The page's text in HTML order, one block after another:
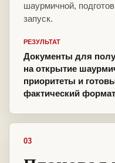
шаурмичной,
запуск.
РЕЗУЛЬТАТ
Документы для
на открытие
приоритеты и
фактический
03